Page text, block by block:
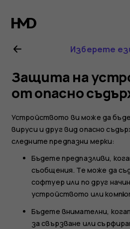
на
за
Nokia
225
4G
(2024)
Изберете
Защита на
от опасно
Устройството ви може да
вируси и друг вид опасно
следните предпазни мерки:
Бъдете предпазливи,
съобщения. Те може да
софтуер или по друг
устройството или
Бъдете внимателни,
за свързване или